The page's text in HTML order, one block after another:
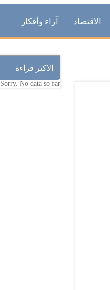
الاقتصاد آراء وأفكار
الاكثر قراءة
Sorry. No data so far.